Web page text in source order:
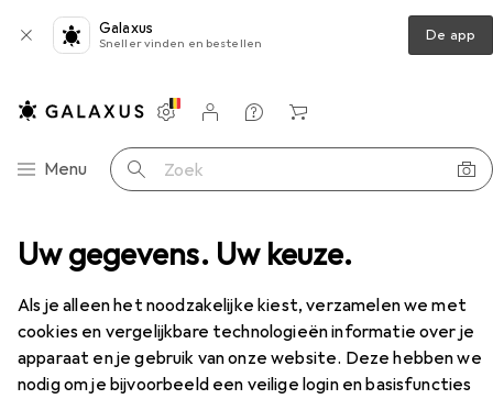
Uw gegevens. Uw keuze.
Als je alleen het noodzakelijke kiest, verzamelen we met
cookies en vergelijkbare technologieën informatie over je
apparaat en je gebruik van onze website. Deze hebben we
nodig om je bijvoorbeeld een veilige login en basisfuncties
Galaxus
Sneller vinden en bestellen De app
Categorie navigatie
Menu Zoek op
Instellingen
Klantenaccount
Produktvergelijking
Verlanglijstje
Winkelmandje
Pan + steelpan Fiskars Pot Noordstaal 5L
FiskarsPot Noordstaal 5L
Steelpan, Aluminium, Roestvrij staal, 32.80 x 15.30 cm